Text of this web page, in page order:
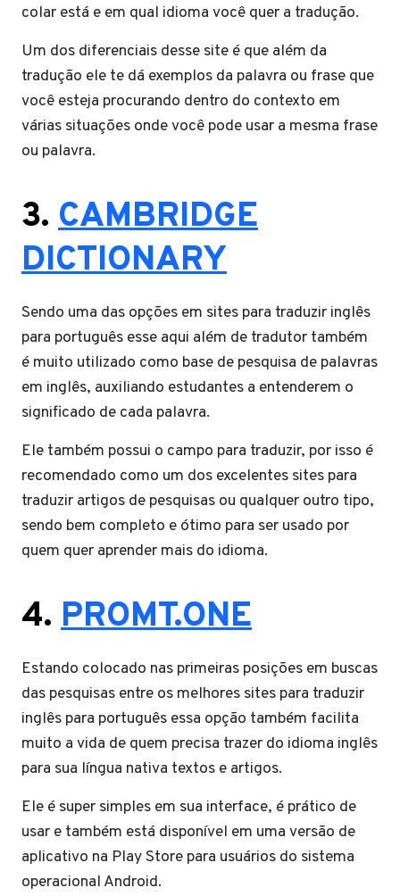
colar está e em qual idioma você quer a tradução.
Um dos diferenciais desse site é que além da
tradução ele te dá exemplos da palavra ou frase que
você esteja procurando dentro do contexto em
várias situações onde você pode usar a mesma frase
ou palavra.
3. CAMBRIDGE
DICTIONARY
Sendo uma das opções em sites para traduzir inglês
para português esse aqui além de tradutor também
é muito utilizado como base de pesquisa de palavras
em inglês, auxiliando estudantes a entenderem o
significado de cada palavra.
Ele também possui o campo para traduzir, por isso é
recomendado como um dos excelentes sites para
traduzir artigos de pesquisas ou qualquer outro tipo,
sendo bem completo e ótimo para ser usado por
quem quer aprender mais do idioma.
4. PROMT.ONE
Estando colocado nas primeiras posições em buscas
das pesquisas entre os melhores sites para traduzir
inglês para português essa opção também facilita
muito a vida de quem precisa trazer do idioma inglês
para sua língua nativa textos e artigos.
Ele é super simples em sua interface, é prático de
usar e também está disponível em uma versão de
aplicativo na Play Store para usuários do sistema
operacional Android.